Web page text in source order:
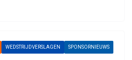
WEDSTRIJDVERSLAGEN SPONSORNIEUWS